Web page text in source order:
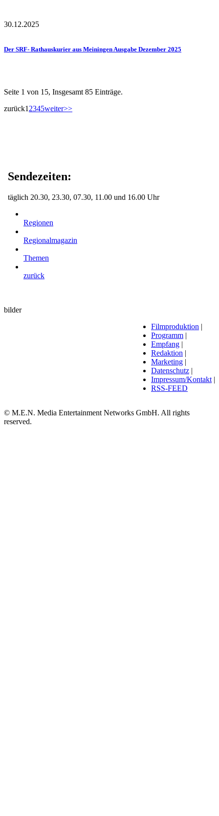
30.12.2025
Der SRF- Rathauskurier aus Meiningen Ausgabe Dezember 2025
Seite 1 von 15, Insgesamt 85 Einträge.
zurück1 2345weiter>>
Sendezeiten:
täglich 20.30, 23.30, 07.30, 11.00 und 16.00 Uhr
Regionen
Regionalmagazin
Themen
zurück
bilder
Filmproduktion |
Programm |
Empfang |
Redaktion |
Marketing |
Datenschutz |
Impressum/Kontakt |
RSS-FEED
© M.E.N. Media Entertainment Networks GmbH. All rights
reserved.